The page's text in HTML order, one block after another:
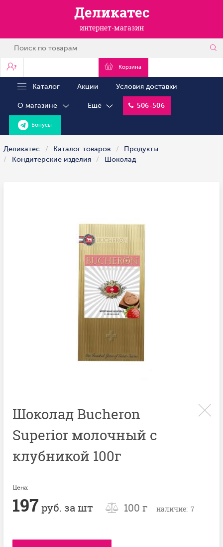
Деликатес
интернет-магазин
? Корзина
Каталог Акции Условия доставки
О магазине Ещё 506-506
Бонусы
Деликатес Каталог товаров
Продукты
Кондитерские изделия
Шоколад
Шоколад Bucheron
Superior молочный с
клубникой 100г
Цена:
197 руб. за шт 100 г наличие: 7